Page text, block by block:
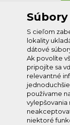
S cieľom
lokality
dátové
Ak povolíte
pripojíte sa
relevantné
používame
vylepšovania
niektoré